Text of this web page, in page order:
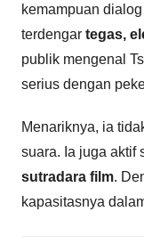
kemampuan
terdengar tegas,
publik mengenal
serius dengan
Menariknya, ia
suara. Ia juga aktif
sutradara film.
kapasitasnya